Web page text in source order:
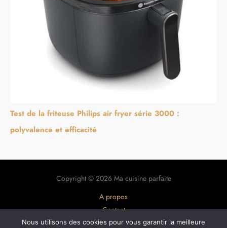
Test de la friteuse Philips air fryer série 3000 :
polyvalence et efficacité
Copyright © 2026 Ma cuisine parfaite
A propos
Contact
Plan du site
Nous utilisons des cookies pour vous garantir la meilleure